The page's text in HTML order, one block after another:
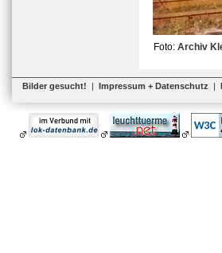
Foto: Archiv
Bilder gesucht! | Impressum + Datenschutz |